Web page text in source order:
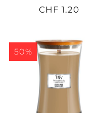
CHF 1.20
50%